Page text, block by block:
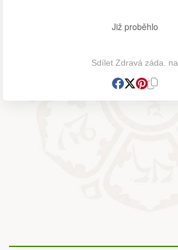
Již proběhlo
Sdílet Zdravá záda. na